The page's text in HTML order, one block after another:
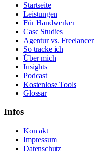
Startseite
Leistungen
Für Handwerker
Case Studies
Agentur vs. Freelancer
So tracke ich
Über mich
Insights
Podcast
Kostenlose Tools
Glossar
Infos
Kontakt
Impressum
Datenschutz